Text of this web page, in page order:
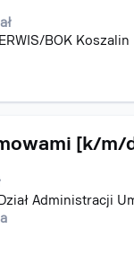
BOK Koszalin
[k/m/
Administracji